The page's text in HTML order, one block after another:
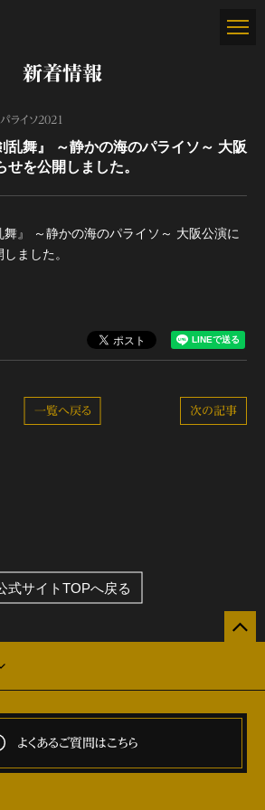
新着情報
ライソ2021
乱舞』 ～静かの海のパライソ～ 大阪
を公開しました。
舞』 ～静かの海のパライソ～ 大阪公演に
ました。
次の記事
一覧へ戻る
式サイトTOPへ戻る
よくあるご質問はこちら